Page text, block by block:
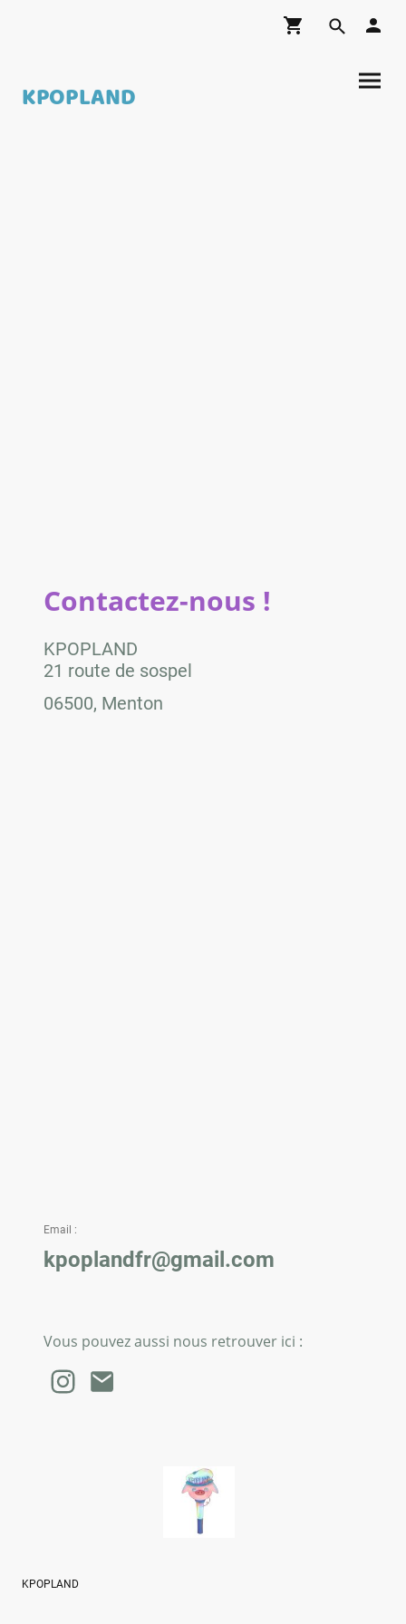
KPOPLAND
Contactez-nous !
KPOPLAND
21 route de sospel
06500, Menton
Email :
kpoplandfr@gmail.com
Vous pouvez aussi nous retrouver ici :
KPOPLAND